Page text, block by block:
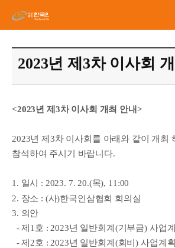
2023년 제3차 이사회
<2023년 제3차 이사회 개최 안내​>
2023년 제3차 이사회를 아래와 같이 개최
참석하여 주시기 바랍니다.
1. 일시 : 2023. 7. 20.(목), 11:00
2. 장소 : (사)한국인삼협회 회의실
3. 의안
- 제1호 : 2023년 일반회계(기부금) 사업
- 제2호 : 2023년 일반회계(회비) 사업계